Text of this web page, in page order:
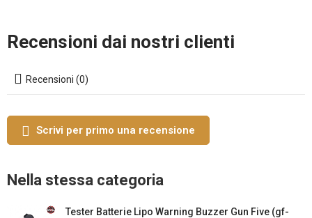
Recensioni dai nostri clienti
Recensioni (0)
Scrivi per primo una recensione
Nella stessa categoria
Tester Batterie Lipo Warning Buzzer Gun Five (gf-